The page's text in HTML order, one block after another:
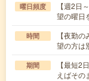
曜日頻度
【週2日
望の曜日
時間
【夜勤
望の方は
期間
【最短2
えばその